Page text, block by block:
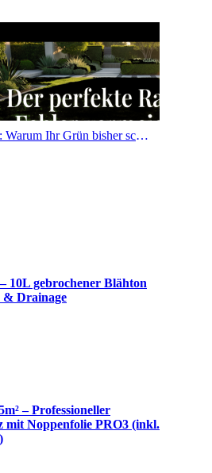
Der perfekte Rasen: Warum Ihr Grün bisher scheiterte und wie Sie es jetzt retten
gebrochener Blähton
Drainage
– Professioneller
mit Noppenfolie PRO3 (inkl.